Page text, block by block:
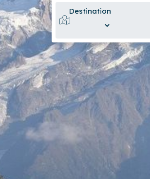
Destination